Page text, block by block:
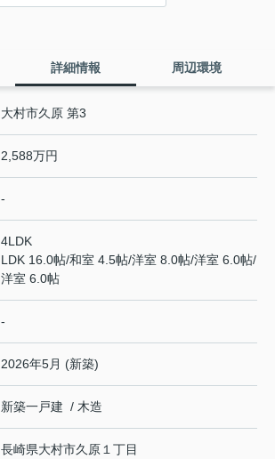
詳細情報 周辺環境
大村市久原 第3
2,588万円
-
4LDK
LDK 16.0帖/和室 4.5帖/洋室 8.0帖/洋室 6.0帖/
洋室 6.0帖
-
2026年5月 (新築)
新築一戸建 / 木造
長崎県大村市久原 １丁目